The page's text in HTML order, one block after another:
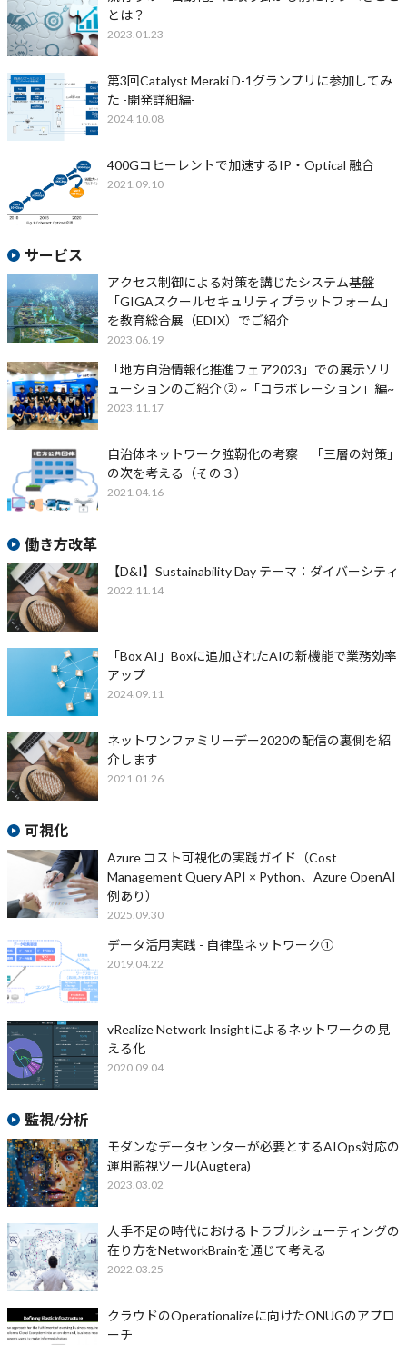
とは？
2023.01.23
第3回Catalyst Meraki D-1グランプリに参加してみ
た -開発詳細編-
2024.10.08
400Gコヒーレントで加速するIP・Optical 融合
2021.09.10
サービス
アクセス制御による対策を講じたシステム基盤
「GIGAスクールセキュリティプラットフォーム」
を教育総合展（EDIX）でご紹介
2023.06.19
「地方自治情報化推進フェア2023」での展示ソリ
ューションのご紹介 ② ~「コラボレーション」編~
2023.11.17
自治体ネットワーク強靭化の考察 「三層の対策」
の次を考える（その３）
2021.04.16
働き方改革
【D&I】Sustainability Day テーマ：ダイバーシティ
2022.11.14
「Box AI」Boxに追加されたAIの新機能で業務効率
アップ
2024.09.11
ネットワンファミリーデー2020の配信の裏側を紹
介します
2021.01.26
可視化
Azure コスト可視化の実践ガイド（Cost
Management Query API × Python、Azure OpenAI
例あり）
2025.09.30
データ活用実践 - 自律型ネットワーク①
2019.04.22
vRealize Network Insightによるネットワークの見
える化
2020.09.04
監視/分析
モダンなデータセンターが必要とするAIOps対応の
運用監視ツール(Augtera)
2023.03.02
人手不足の時代におけるトラブルシューティングの
在り方をNetworkBrainを通じて考える
2022.03.25
クラウドのOperationalizeに向けたONUGのアプロ
ーチ